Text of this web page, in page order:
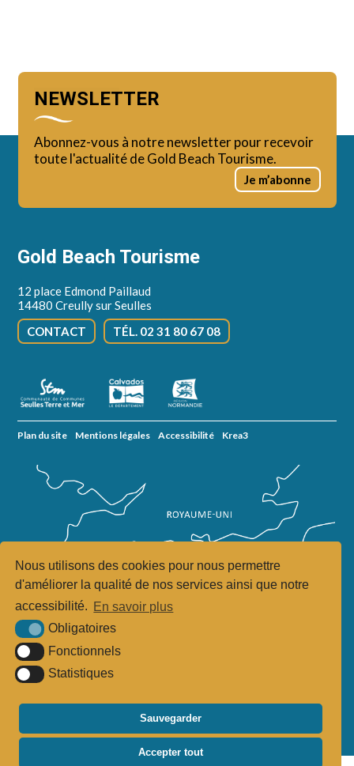
Nous utilisons des cookies pour nous permettre
d'améliorer la qualité de nos services ainsi que notre
accessibilité. En savoir plus
Obligatoires
Fonctionnels
Statistiques
Sauvegarder
Accepter tout
NEWSLETTER
Abonnez-vous à notre newsletter pour recevoir
toute l'actualité de Gold Beach Tourisme.
Je m’abonne
Gold Beach Tourisme
12 place Edmond Paillaud
14480 Creully sur Seulles
CONTACT
TÉL. 02 31 80 67 08
Plan du site Mentions légales Accessibilité Krea3